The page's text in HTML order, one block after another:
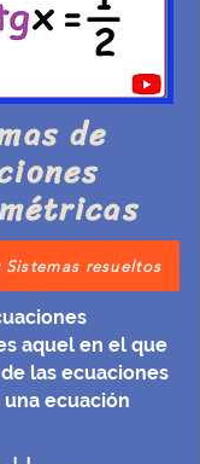
de
Sistemas resueltos
aquel en el que
las ecuaciones
ecuación